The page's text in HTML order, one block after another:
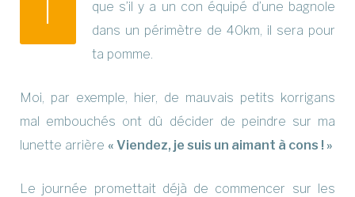
I
que s’il y a un con équipé d’une bagnole
dans un périmètre de 40km, il sera pour
ta pomme.
Moi, par exemple, hier, de mauvais petits korrigans
mal embouchés ont dû décider de peindre sur ma
lunette arrière « Viendez, je suis un aimant à cons ! »
Le journée promettait déjà de commencer sur les